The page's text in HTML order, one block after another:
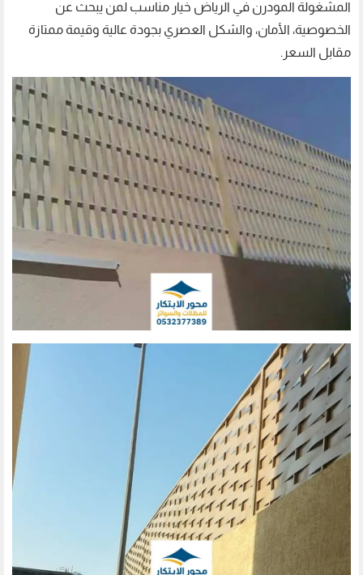
المشغولة المودرن في الرياض خيار مناسب لمن يبحث عن
الخصوصية، الأمان، والشكل العصري بجودة عالية وقيمة ممتازة
مقابل السعر.